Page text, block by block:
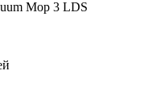
Mop 3 LDS